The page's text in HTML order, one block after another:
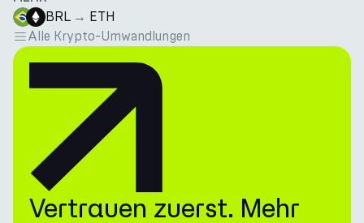
BRL → ETH
Alle Krypto-Umwandlungen
Vertrauen zuerst. Mehr